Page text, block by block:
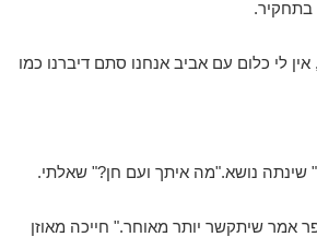
בתחקיר.
לי כלום עם אביב אנחנו סתם דיברנו כמו
שינתה נושא."מה איתך ועם חן?" שאלתי.
אמר שיתקשר יותר מאוחר." חייכה מאוזן